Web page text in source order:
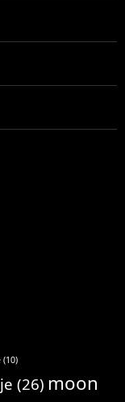
(10)
je (26) moon